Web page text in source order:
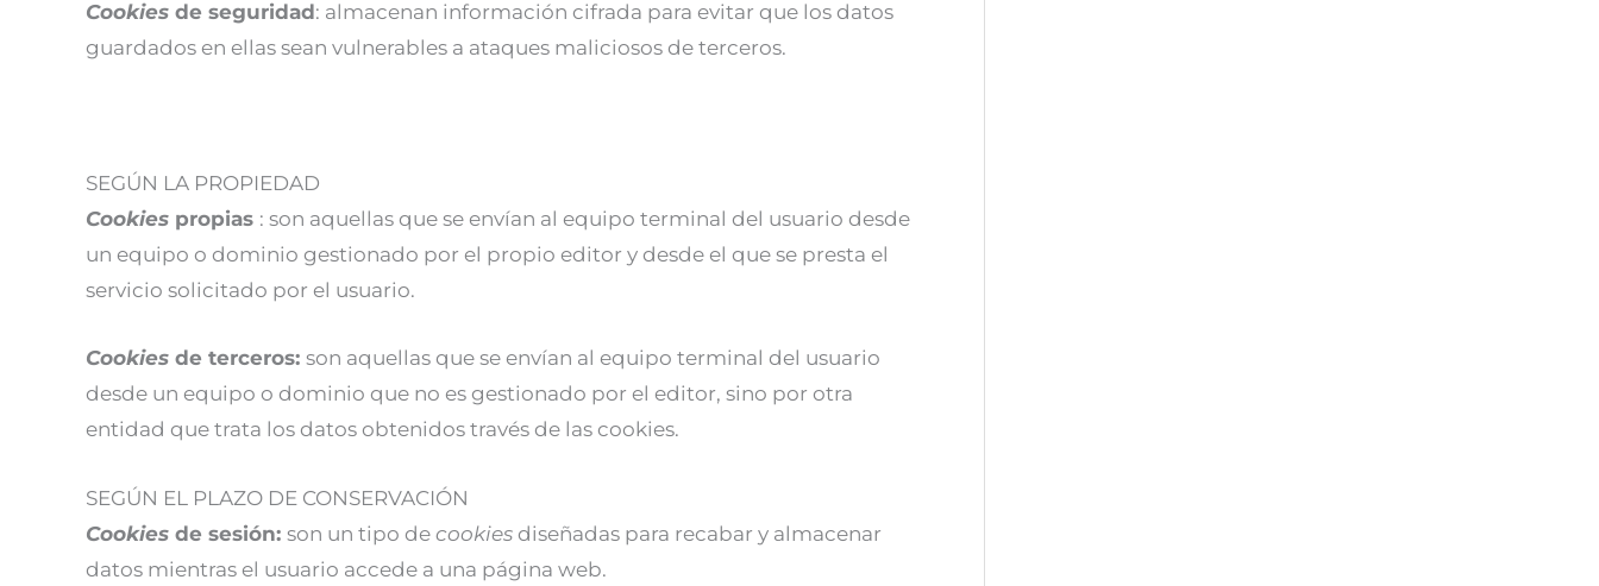
Cookies de seguridad: almacenan información cifrada para evitar que los datos
guardados en ellas sean vulnerables a ataques maliciosos de terceros.
SEGÚN LA PROPIEDAD
Cookies propias : son aquellas que se envían al equipo terminal del usuario desde
un equipo o dominio gestionado por el propio editor y desde el que se presta el
servicio solicitado por el usuario.
Cookies de terceros: son aquellas que se envían al equipo terminal del usuario
desde un equipo o dominio que no es gestionado por el editor, sino por otra
entidad que trata los datos obtenidos través de las cookies.
SEGÚN EL PLAZO DE CONSERVACIÓN
Cookies de sesión: son un tipo de cookies diseñadas para recabar y almacenar
datos mientras el usuario accede a una página web.